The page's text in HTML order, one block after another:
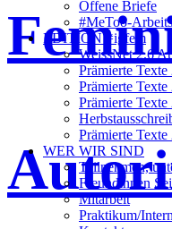
Offene Briefe
#MeToo-
EDITION ≠igfem
WeissNet 2.6
Prämierte Texte
Prämierte Texte
Prämierte Texte
Prämierte Texte
WER WIR SIND
Teilnehmen,
Freundinnen
Mitarbeit
Praktikum/